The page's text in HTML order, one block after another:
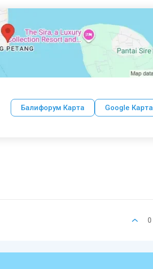
Балифорум Карта Google Карта
0